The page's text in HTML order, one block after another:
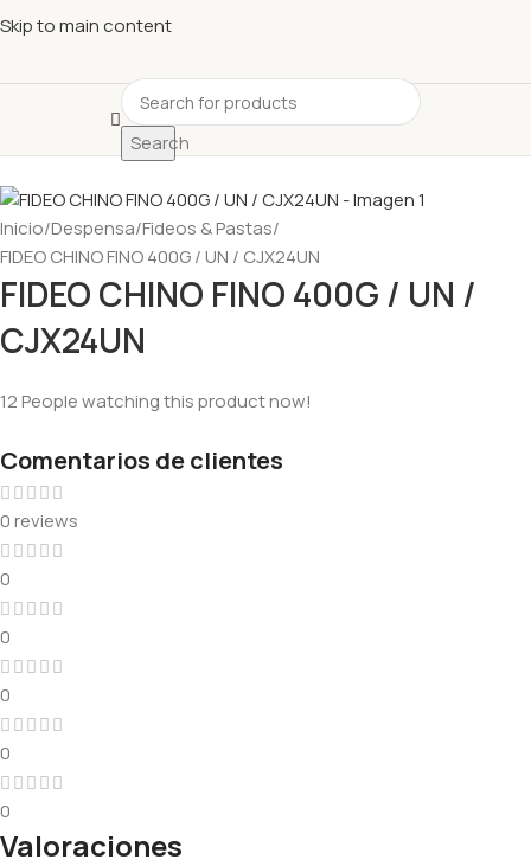
Skip to main content
Search
Inicio Despensa Fideos & Pastas
FIDEO CHINO FINO 400G / UN / CJX24UN
FIDEO CHINO FINO 400G / UN /
CJX24UN
12People watching this product now!
Comentarios de clientes
0 reviews
0
0
0
0
0
Valoraciones